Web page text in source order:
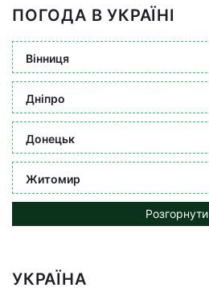
ПОГОДА В УКРАЇНІ
Вінниця
Дніпро
Донецьк
Житомир
Розгорнути
УКРАЇНА